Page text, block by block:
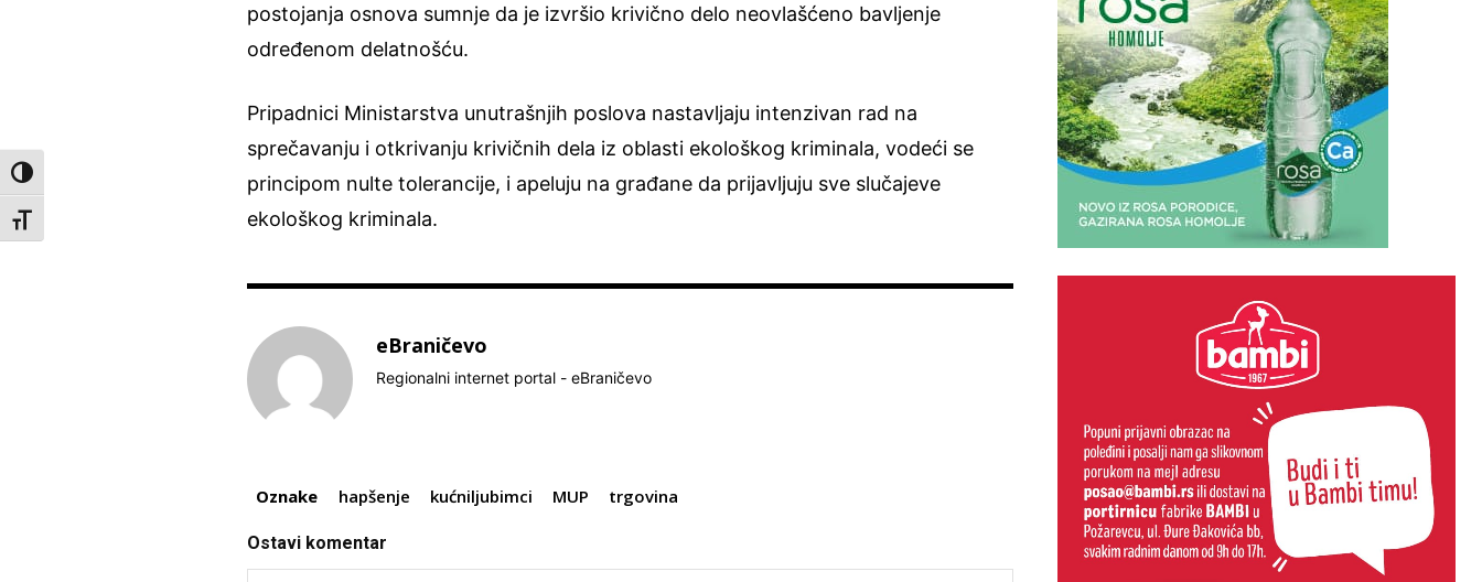
Toggle High Contrast
Toggle Font size
postojanja osnova sumnje da je izvršio krivično delo neovlašćeno bavljenje
određenom delatnošću.
Pripadnici Ministarstva unutrašnjih poslova nastavljaju intenzivan rad na
sprečavanju i otkrivanju krivičnih dela iz oblasti ekološkog kriminala, vodeći se
principom nulte tolerancije, i apeluju na građane da prijavljuju sve slučajeve
ekološkog kriminala.
eBraničevo
Regionalni internet portal - eBraničevo
Oznake hapšenje kućniljubimci MUP trgovina
Ostavi komentar